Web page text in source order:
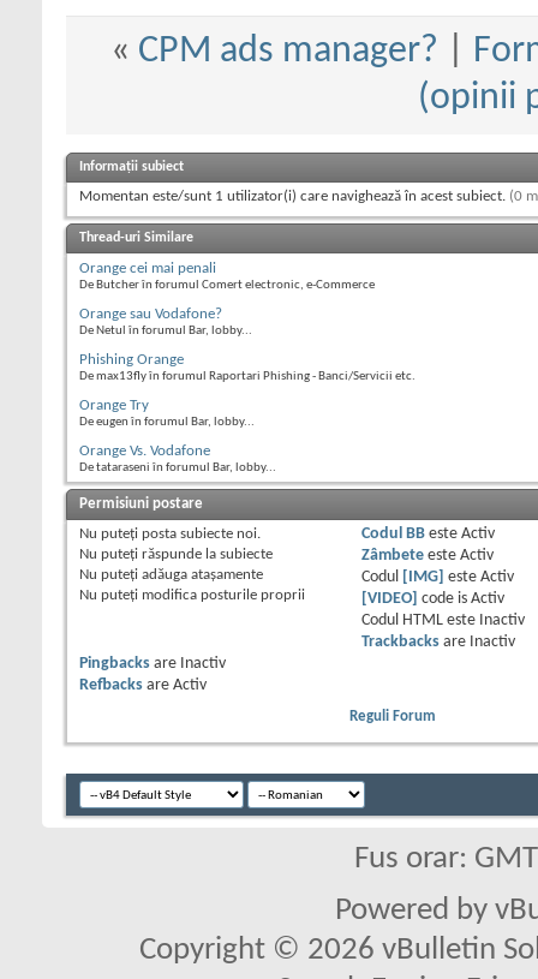
« CPM ads manager?
(opinii
Informații subiect
Momentan este/sunt 1 utilizator(i) care navighează în acest subiect. (0
Thread-uri Similare
Orange cei mai penali
De Butcher în forumul Comert electronic, e-Commerce
Orange sau Vodafone?
De Netul în forumul Bar, lobby...
Phishing Orange
De max13fly în forumul Raportari Phishing - Banci/Servicii etc.
Orange Try
De eugen în forumul Bar, lobby...
Orange Vs. Vodafone
De tataraseni în forumul Bar, lobby...
Permisiuni postare
Nu puteţi posta subiecte noi.
Nu puteţi răspunde la subiecte
Nu puteţi adăuga ataşamente
Nu puteţi modifica posturile proprii
Codul BBeste Activ
Zâmbeteeste Activ
Codul
[IMG] este Activ
[VIDEO] code is Activ
Codul HTML este
Inactiv
Trackbacksare
Inactiv
Pingbacks are
Inactiv
Refbacks are Activ
Reguli Forum
Fus orar:
Powered by
Copyright © 2026 vBulletin